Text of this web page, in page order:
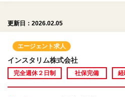
更新日：2026.02.05
エージェント求人
インスタリム株式会社
完全週休２日制 社保完備